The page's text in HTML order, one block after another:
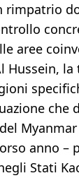
rimpatrio
aree
Hussein,
che
anno –
Stati